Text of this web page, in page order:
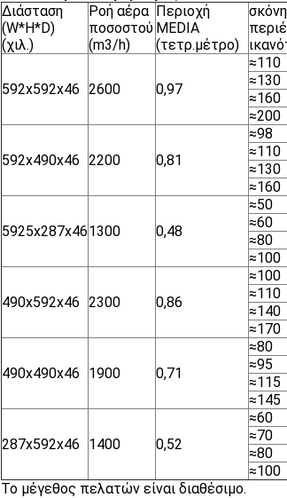
Διάσταση
(W*H*D)
(χιλ.)
Ροή αέρα
ποσοστού
(m3/h)
Περιοχή
MEDIA
(τετρ.μέτρο)
592x592x46 2600 0,97
≈110
≈130
≈160
≈200
592x490x46 2200 0,81
≈98
≈110
≈130
≈160
5925x287x461300 0,48
≈50
≈60
≈80
≈100
490x592x46 2300 0,86
≈100
≈110
≈140
≈170
490x490x46 1900 0,71
≈80
≈95
≈115
≈145
287x592x46 1400 0,52
≈60
≈70
≈80
≈100
Το μέγεθος πελατών είναι διαθέσιμο.